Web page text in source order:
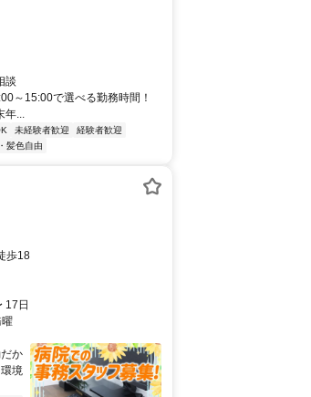
談
～15:00で選べる勤務時間！
年...
未経験者歓迎
経験者歓迎
髪色自由
歩18
17日
曜
か
境